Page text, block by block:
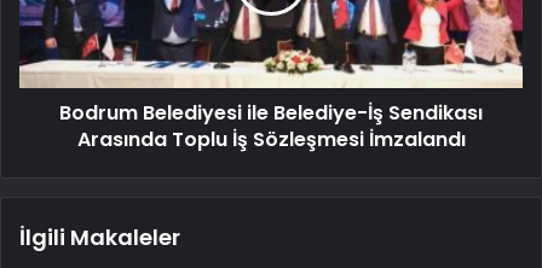
Bodrum Belediyesi ile Belediye-İş Sendikası
Arasında Toplu İş Sözleşmesi İmzalandı
İlgili Makaleler